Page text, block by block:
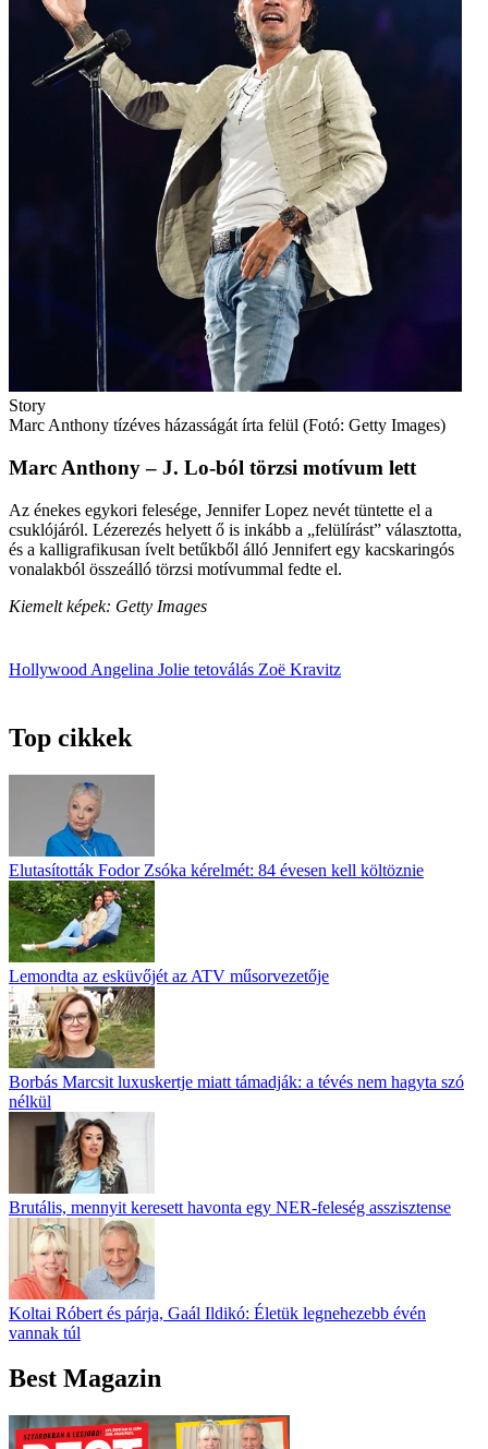
Story
Marc Anthony tízéves házasságát írta felül (Fotó: Getty Images)
Marc Anthony – J. Lo-ból törzsi motívum lett
Az énekes egykori felesége, Jennifer Lopez nevét tüntette el a
csuklójáról. Lézerezés helyett ő is inkább a „felülírást” választotta,
és a kalligrafikusan ívelt betűkből álló Jennifert egy kacskaringós
vonalakból összeálló törzsi motívummal fedte el.
Kiemelt képek: Getty Images
Hollywood Angelina Jolie tetoválás Zoë Kravitz
Top cikkek
Elutasították Fodor Zsóka kérelmét: 84 évesen kell költöznie
Lemondta az esküvőjét az ATV műsorvezetője
Borbás Marcsit luxuskertje miatt támadják: a tévés nem hagyta szó
nélkül
Brutális, mennyit keresett havonta egy NER-feleség asszisztense
Koltai Róbert és párja, Gaál Ildikó: Életük legnehezebb évén
vannak túl
Best Magazin